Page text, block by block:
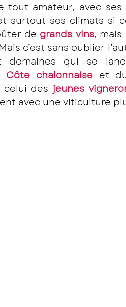
tout amateur, avec ses
surtout ses climats si
de grands vins, mais
c’est sans oublier
domaines qui se
Côte chalonnaise et
des jeunes
avec une viticulture